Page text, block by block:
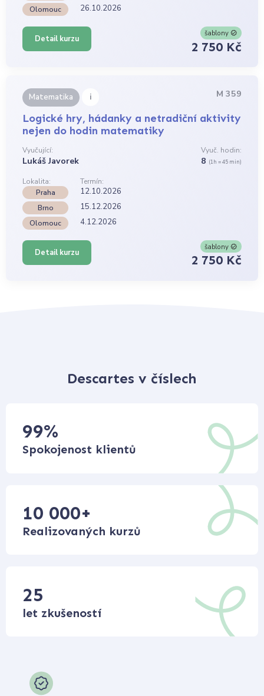
Olomouc 26.10.2026
Detail kurzu
šablony
2 750 Kč
Matematika i M 359
Logické hry, hádanky a netradiční aktivity
nejen do hodin matematiky
Vyučující:
Lukáš Javorek
Vyuč. hodin:
8 (1h = 45 min)
Lokalita:
Termín:
Praha
12.10.2026
Brno 15.12.2026
Olomouc 4.12.2026
Detail kurzu
šablony
2 750 Kč
Descartes v číslech
99%
Spokojenost klientů
10 000+
Realizovaných kurzů
25
let zkušeností